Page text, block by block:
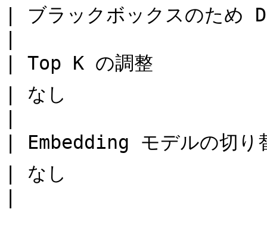
| ブラックボックスのため
| Top K の調整           |
| なし
| Embedding モデルの切
| なし